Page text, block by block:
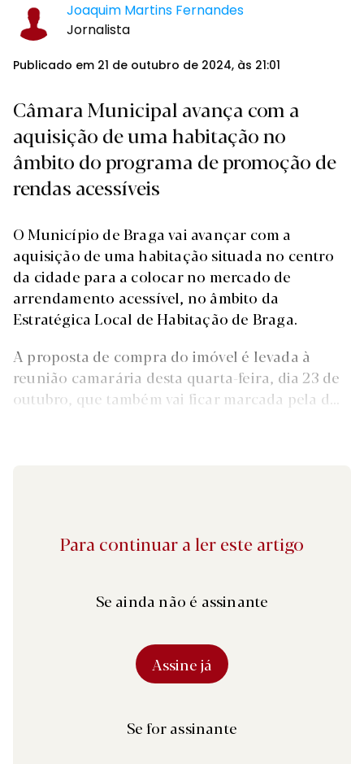
Joaquim Martins Fernandes
Jornalista
Publicado em 21 de outubro de 2024, às 21:01
Câmara Municipal avança com a
aquisição de uma habitação no
âmbito do programa de promoção de
rendas acessíveis
O Município de Braga vai avançar com a
aquisição de uma habitação situada no centro
da cidade para a colocar no mercado de
arrendamento acessível, no âmbito da
Estratégica Local de Habitação de Braga.
A proposta de compra do imóvel é levada à
reunião camarária desta quarta-feira, dia 23 de
outubro, que também vai ficar marcada pela d...
Para continuar a ler este artigo
Se ainda não é assinante
Assine já
Se for assinante